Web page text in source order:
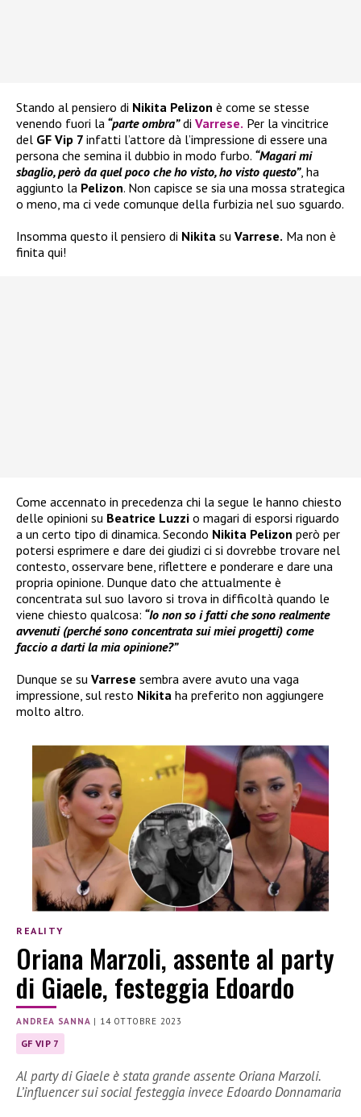
Stando al pensiero di Nikita Pelizon è come se stesse
venendo fuori la “parte ombra”di Varrese. Per la vincitrice
del GF Vip 7 infatti l’attore dà l’impressione di essere una
persona che semina il dubbio in modo furbo. “Magari mi
sbaglio, però da quel poco che ho visto, ho visto questo”, ha
aggiunto la Pelizon. Non capisce se sia una mossa strategica
o meno, ma ci vede comunque della furbizia nel suo sguardo.
Insomma questo il pensiero di Nikita su Varrese. Ma non è
finita qui!
Come accennato in precedenza chi la segue le hanno chiesto
delle opinioni su Beatrice Luzzi o magari di esporsi riguardo
a un certo tipo di dinamica. Secondo Nikita Pelizon però per
potersi esprimere e dare dei giudizi ci si dovrebbe trovare nel
contesto, osservare bene, riflettere e ponderare e dare una
propria opinione. Dunque dato che attualmente è
concentrata sul suo lavoro si trova in difficoltà quando le
viene chiesto qualcosa: “Io non so i fatti che sono realmente
avvenuti (perché sono concentrata sui miei progetti) come
faccio a darti la mia opinione?”
Dunque se su Varrese sembra avere avuto una vaga
impressione, sul resto Nikita ha preferito non aggiungere
molto altro.
REALITY
Oriana Marzoli, assente al party
di Giaele, festeggia Edoardo
ANDREA SANNA | 14 OTTOBRE 2023
GF VIP 7
Al party di Giaele è stata grande assente Oriana Marzoli.
L’influencer sui social festeggia invece Edoardo Donnamaria